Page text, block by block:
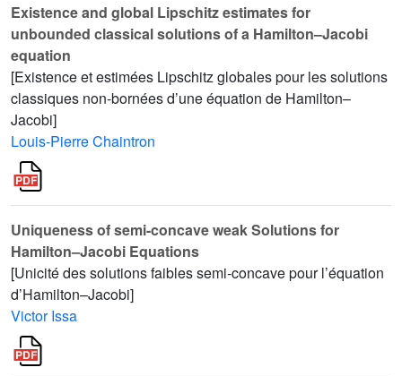
Existence and global Lipschitz estimates for
unbounded classical solutions of a Hamilton–Jacobi
equation
[Existence et estimées Lipschitz globales pour les solutions
classiques non-bornées d’une équation de Hamilton–
Jacobi]
Louis-Pierre Chaintron
Uniqueness of semi-concave weak Solutions for
Hamilton–Jacobi Equations
[Unicité des solutions faibles semi-concave pour l’équation
d’Hamilton–Jacobi]
Victor Issa